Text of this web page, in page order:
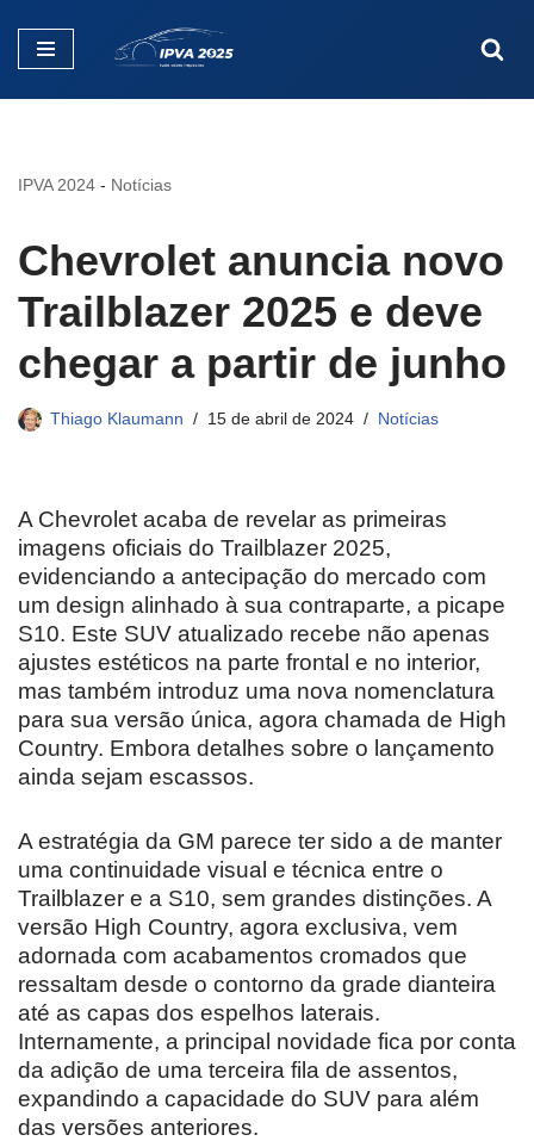
Pular
IPVA 2024 - Notícias
Chevrolet anuncia novo
Trailblazer 2025 e deve
chegar a partir de junho
Thiago Klaumann 15 de abril de 2024 Notícias
A Chevrolet acaba de revelar as primeiras
imagens oficiais do Trailblazer 2025,
evidenciando a antecipação do mercado com
um design alinhado à sua contraparte, a picape
S10. Este SUV atualizado recebe não apenas
ajustes estéticos na parte frontal e no interior,
mas também introduz uma nova nomenclatura
para sua versão única, agora chamada de High
Country. Embora detalhes sobre o lançamento
ainda sejam escassos.
A estratégia da GM parece ter sido a de manter
uma continuidade visual e técnica entre o
Trailblazer e a S10, sem grandes distinções. A
versão High Country, agora exclusiva, vem
adornada com acabamentos cromados que
ressaltam desde o contorno da grade dianteira
até as capas dos espelhos laterais.
Internamente, a principal novidade fica por conta
da adição de uma terceira fila de assentos,
expandindo a capacidade do SUV para além
das versões anteriores.